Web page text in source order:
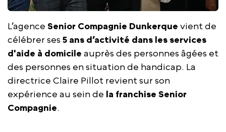
L’agence Senior Compagnie Dunkerque vient de
célébrer ses 5 ans d’activité dans les services
d'aide à domicile auprès des personnes âgées et
des personnes en situation de handicap. La
directrice Claire Pillot revient sur son
expérience au sein de la franchise Senior
Compagnie.